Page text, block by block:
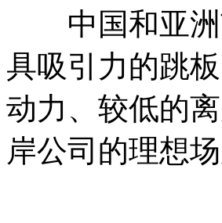
中国和亚洲
具吸引力的跳
动力、较低的
岸公司的理想场